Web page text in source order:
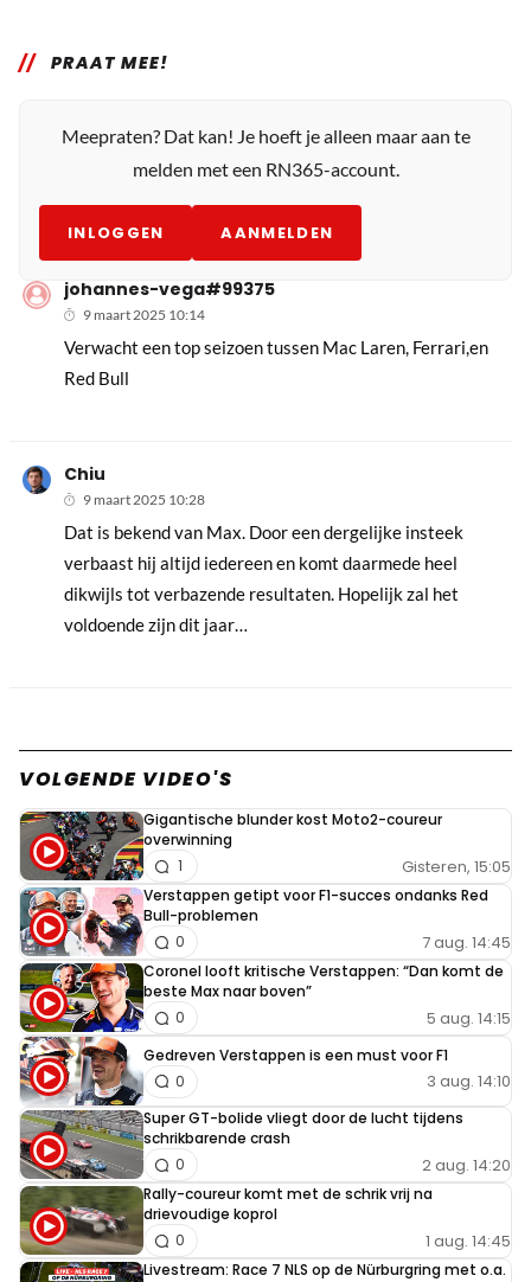
PRAAT MEE!
Meepraten? Dat kan! Je hoeft je alleen maar aan te
melden met een RN365-account.
INLOGGEN AANMELDEN
johannes-vega#99375
9 maart 2025 10:14
Verwacht een top seizoen tussen Mac Laren, Ferrari,en
Red Bull
Chiu
9 maart 2025 10:28
Dat is bekend van Max. Door een dergelijke insteek
verbaast hij altijd iedereen en komt daarmede heel
dikwijls tot verbazende resultaten. Hopelijk zal het
voldoende zijn dit jaar…
VOLGENDE VIDEO'S
Gigantische blunder kost Moto2-coureur
overwinning
Gisteren, 15:05
1
Verstappen getipt voor F1-succes ondanks Red
Bull-problemen
7 aug. 14:45
0
Coronel looft kritische Verstappen: “Dan komt de
beste Max naar boven”
5 aug. 14:15
0
Gedreven Verstappen is een must voor F1
3 aug. 14:10
0
Super GT-bolide vliegt door de lucht tijdens
schrikbarende crash
2 aug. 14:20
0
Rally-coureur komt met de schrik vrij na
drievoudige koprol
1 aug. 14:45
0
Livestream: Race 7 NLS op de Nürburgring met o.a.